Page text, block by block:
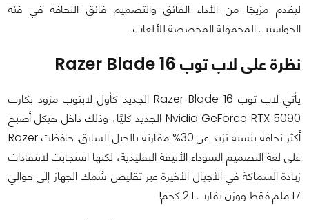
ليقدم مزيجًا من الأداء الفائق والتصميم فائق النحافة في فئة
الحواسيب المحمولة المخصصة للألعاب.
نظرة على لاب توب Razer Blade 16
يأتي لاب توب Razer Blade 16 الجديد كأول لابتوب مزود بكارت
Nvidia GeForce RTX 5090 الجديد كليًا، وذلك داخل هيكل أصبح
أكثر نحافة بنسبة تزيد عن 30% مقارنة بالجيل السابق. حافظت Razer
على لغة التصميم السوداء الأنيقة التقليدية، لكنها استجابت لانتقادات
زيادة السماكة في الأجيال الأخيرة عبر تقليص سُمك الجهاز إلى حوالي
17 ملم فقط ووزن يقارب 2.1 كجم!